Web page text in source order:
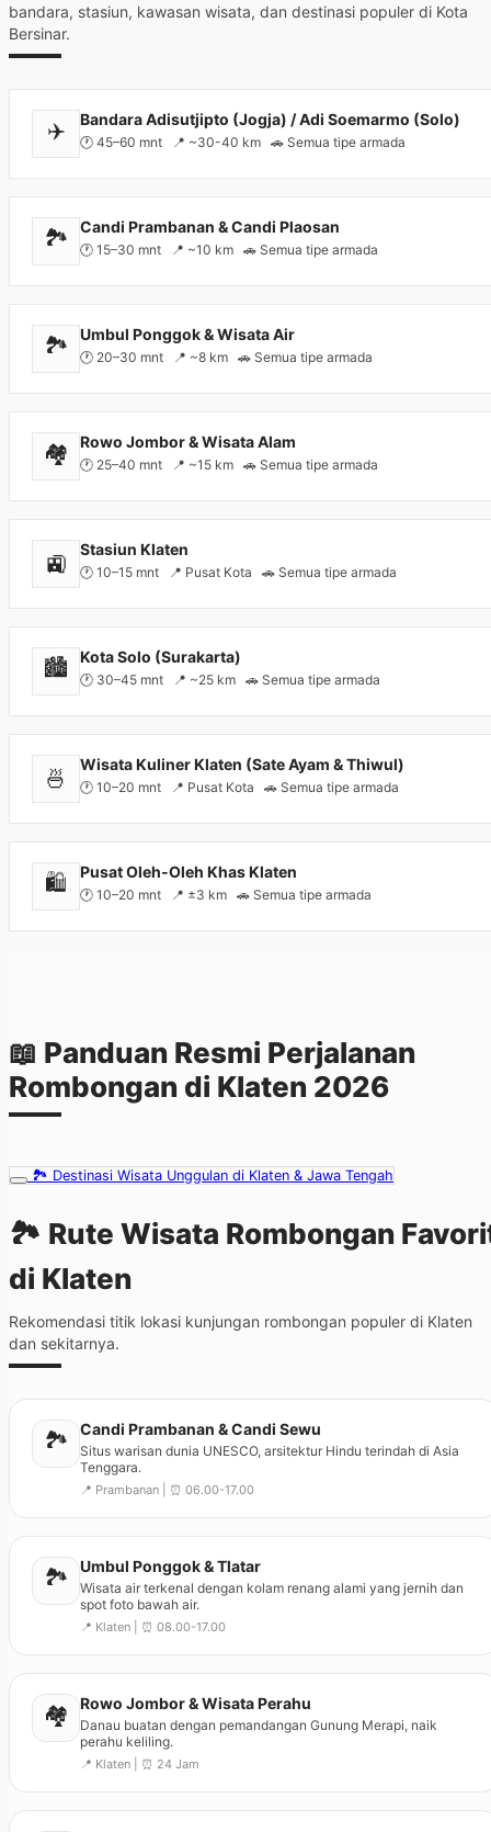
bandara, stasiun, kawasan wisata, dan destinasi populer di Kota
Bersinar.
✈️ Bandara Adisutjipto (Jogja) / Adi Soemarmo (Solo)
🕐 45–60 mnt 📍 ~30-40 km 🚗 Semua tipe armada
🏞️ Candi Prambanan & Candi Plaosan
🕐 15–30 mnt 📍 ~10 km 🚗 Semua tipe armada
🏞️ Umbul Ponggok & Wisata Air
🕐 20–30 mnt 📍 ~8 km 🚗 Semua tipe armada
🏘️ Rowo Jombor & Wisata Alam
🕐 25–40 mnt 📍 ~15 km 🚗 Semua tipe armada
🚉
Stasiun Klaten
🕐 10–15 mnt 📍 Pusat Kota 🚗 Semua tipe armada
🏙️ Kota Solo (Surakarta)
🕐 30–45 mnt 📍 ~25 km 🚗 Semua tipe armada
🍜
Wisata Kuliner Klaten (Sate Ayam & Thiwul)
🕐 10–20 mnt 📍 Pusat Kota 🚗 Semua tipe armada
🛍️ Pusat Oleh-Oleh Khas Klaten
🕐 10–20 mnt 📍 ±3 km 🚗 Semua tipe armada
📖 Panduan Resmi Perjalanan
Rombongan di Klaten 2026
🏞️ Destinasi Wisata Unggulan di Klaten & Jawa Tengah
🏞️ Rute Wisata Rombongan
di Klaten
Rekomendasi titik lokasi kunjungan rombongan populer di Klaten
dan sekitarnya.
🏞️ Candi Prambanan & Candi Sewu
Situs warisan dunia UNESCO, arsitektur Hindu terindah di Asia
Tenggara.
📍 Prambanan | ⏰ 06.00-17.00
🏞️ Umbul Ponggok & Tlatar
Wisata air terkenal dengan kolam renang alami yang jernih dan
spot foto bawah air.
📍 Klaten | ⏰ 08.00-17.00
🏘️ Rowo Jombor & Wisata Perahu
Danau buatan dengan pemandangan Gunung Merapi, naik
perahu keliling.
📍 Klaten | ⏰ 24 Jam